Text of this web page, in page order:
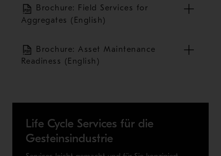
Brochure: Field Services for
Aggregates (English)
Brochure: Asset Maintenance
Readiness (English)
Life Cycle Services für die
Gesteinsindustrie